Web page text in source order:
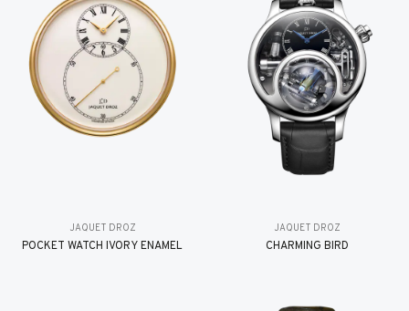
JAQUET DROZ
POCKET WATCH IVORY ENAMEL
JAQUET DROZ
CHARMING BIRD